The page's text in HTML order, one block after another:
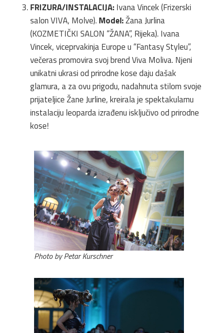
FRIZURA/INSTALACIJA:Ivana Vincek (Frizerski
salon VIVA, Molve). Model:Žana Jurlina
(KOZMETIČKI SALON “ŽANA”, Rijeka). Ivana
Vincek, viceprvakinja Europe u “Fantasy Styleu”,
večeras promovira svoj brend Viva Moliva. Njeni
unikatni ukrasi od prirodne kose daju dašak
glamura, a za ovu prigodu, nadahnuta stilom svoje
prijateljice Žane Jurline, kreirala je spektakularnu
instalaciju leoparda izrađenu isključivo od prirodne
kose!
Photo by Petar Kurschner